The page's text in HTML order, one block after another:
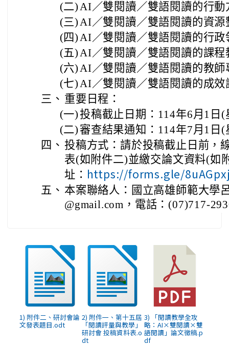
(二)AI／雙閱讀／雙語閱讀的行動
(三)AI／雙閱讀／雙語閱讀的資源
(四)AI／雙閱讀／雙語閱讀的行政
(五)AI／雙閱讀／雙語閱讀的課程
(六)AI／雙閱讀／雙語閱讀的教師
(七)AI／雙閱讀／雙語閱讀的成效
三、 重要日程：
(一)投稿截止日期：114年6月1日(
(二) 審查結果通知：114年7月1日(
四、 投稿方式：請於投稿截止日前，
表(如附件二)並繳交論文資料(如
址： https://forms.gle/
五、 本案聯絡人：國立高雄師範大學
@gmail.com，電話：(07)717-
1) 附件二、研討會論
文發表題目.odt
2) 附件一、第十五屆
「閱讀評量與教學」
研討會 投稿資料表.o
dt
3) 「閱讀教學全攻
略：AI×雙閱讀×雙
語閱讀」論文徵稿.p
df